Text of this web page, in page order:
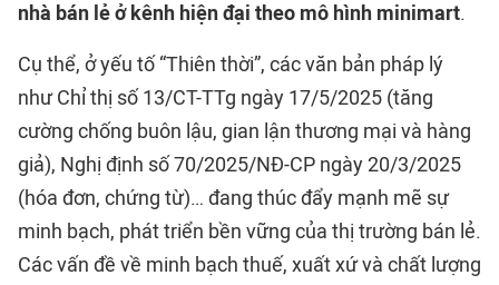
nhà bán lẻ ở kênh hiện đại theo mô hình minimart.
Cụ thể, ở yếu tố “Thiên thời”, các văn bản pháp lý
như Chỉ thị số 13/CT-TTg ngày 17/5/2025 (tăng
cường chống buôn lậu, gian lận thương mại và hàng
giả), Nghị định số 70/2025/NĐ-CP ngày 20/3/2025
(hóa đơn, chứng từ)… đang thúc đẩy mạnh mẽ sự
minh bạch, phát triển bền vững của thị trường bán lẻ.
Các vấn đề về minh bạch thuế, xuất xứ và chất lượng